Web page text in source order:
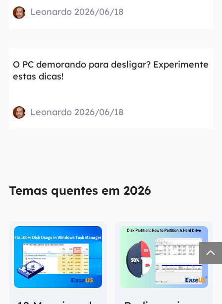
Leonardo 2026/06/18
O PC demorando para desligar? Experimente
estas dicas!
Leonardo 2026/06/18
Temas quentes em 2026
